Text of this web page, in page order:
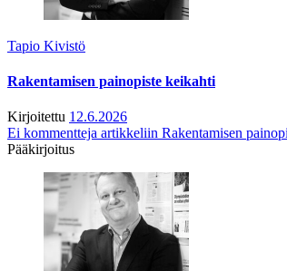
Tapio Kivistö
Rakentamisen painopiste keikahti
Kirjoitettu 12.6.2026
Ei kommentteja artikkeliin Rakentamisen
Pääkirjoitus